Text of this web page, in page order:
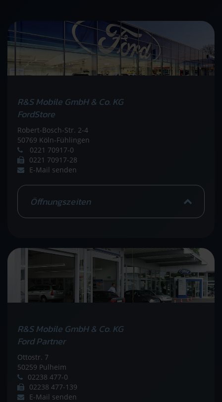
R&S Mobile GmbH & Co. KG
FordStore
Robert-Bosch-Str. 2-4
50769 Köln-Fühlingen
0221 70917-0
0221 70917-28
E-Mail senden
Öffnungszeiten
R&S Mobile GmbH & Co. KG
Ford Partner
Ottostr. 7
50259 Pulheim
02238 477-0
02238 477-139
E-Mail senden